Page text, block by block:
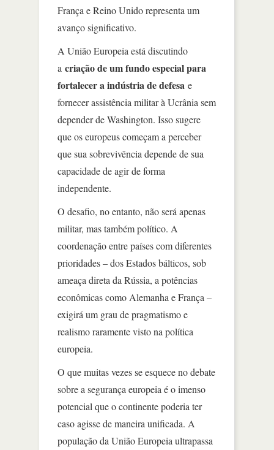
França e Reino Unido representa um
avanço significativo.
A União Europeia está discutindo
a criação de um fundo especial para
fortalecer a indústria de defesa e
fornecer assistência militar à Ucrânia sem
depender de Washington. Isso sugere
que os europeus começam a perceber
que sua sobrevivência depende de sua
capacidade de agir de forma
independente.
O desafio, no entanto, não será apenas
militar, mas também político. A
coordenação entre países com diferentes
prioridades – dos Estados bálticos, sob
ameaça direta da Rússia, a potências
econômicas como Alemanha e França –
exigirá um grau de pragmatismo e
realismo raramente visto na política
europeia.
O que muitas vezes se esquece no debate
sobre a segurança europeia é o imenso
potencial que o continente poderia ter
caso agisse de maneira unificada. A
população da União Europeia ultrapassa